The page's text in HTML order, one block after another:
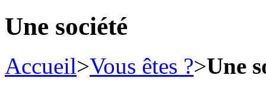
Une société
Accueil>Vous êtes ?>Une